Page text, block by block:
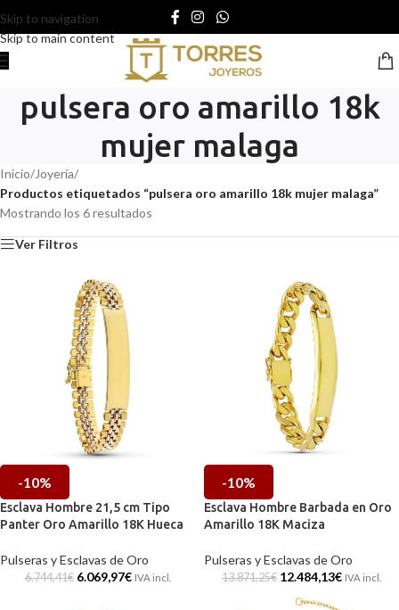
Skip to navigation
Skip to main content
pulsera oro amarillo 18k
mujer malaga
Inicio/Joyería/
Productos etiquetados “pulsera oro amarillo 18k mujer malaga”
Mostrando los 6 resultados
Ver Filtros
-10%
Esclava Hombre 21,5 cm Tipo
Panter Oro Amarillo 18K Hueca
Pulseras y Esclavas de Oro
6.744,41€ 6.069,97€ IVA incl.
-10%
Esclava Hombre Barbada en Oro
Amarillo 18K Maciza
Pulseras y Esclavas de Oro
13.871,25€ 12.484,13€ IVA incl.